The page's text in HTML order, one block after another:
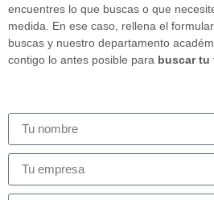
encuentres lo que buscas o que
medida. En ese caso, rellena el
buscas y nuestro departamento
contigo lo antes posible para buscar tu